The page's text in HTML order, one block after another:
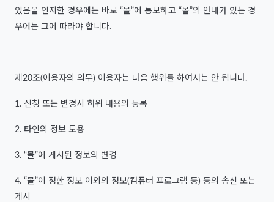
있음을 인지한 경우에는 바로 “몰”에 통보하고 “몰”의 안내가 있는 경
우에는 그에 따라야 합니다.
제20조(이용자의 의무) 이용자는 다음 행위를 하여서는 안 됩니다.
1. 신청 또는 변경시 허위 내용의 등록
2. 타인의 정보 도용
3. “몰”에 게시된 정보의 변경
4. “몰”이 정한 정보 이외의 정보(컴퓨터 프로그램 등) 등의 송신 또는
게시